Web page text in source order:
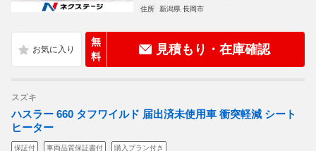
住所
新潟県 長岡市
無
料
見積もり・在庫確認
スズキ
ハスラー 660 タフワイルド 届出済未使用車 衝突軽減 シート
ヒーター
保証付 車両品質保証書付 購入プラン付き